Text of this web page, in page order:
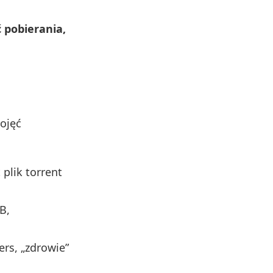
pobierania,
plik torrent
„zdrowie”